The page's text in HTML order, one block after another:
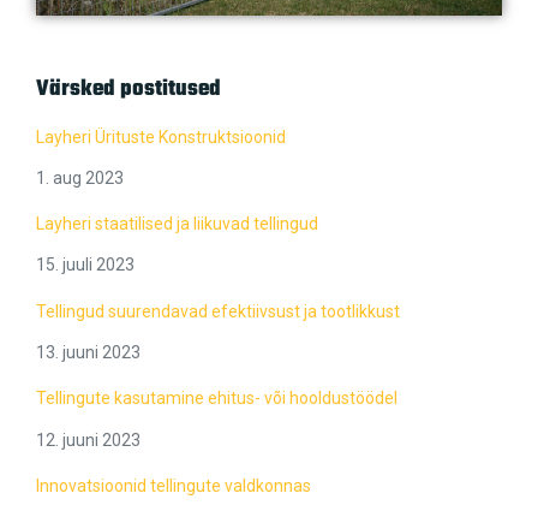
Värsked postitused
Layheri Ürituste Konstruktsioonid
1. aug 2023
Layheri staatilised ja liikuvad tellingud
15. juuli 2023
Tellingud suurendavad efektiivsust ja tootlikkust
13. juuni 2023
Tellingute kasutamine ehitus- või hooldustöödel
12. juuni 2023
Innovatsioonid tellingute valdkonnas